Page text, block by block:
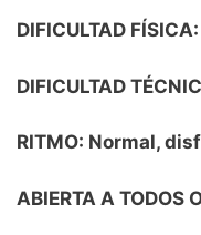
DIFICULTAD
DIFICULTAD
RITMO: Normal,
ABIERTA A TODOS